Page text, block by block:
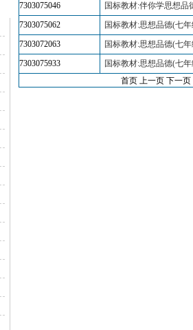
7303075046
国标教材:伴你学思想品
7303075062
国标教材:思想品德(七
7303072063
国标教材:思想品德(七
7303075933
国标教材:思想品德(七
首页 上一页 下一页